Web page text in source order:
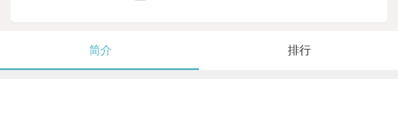
简介 排行